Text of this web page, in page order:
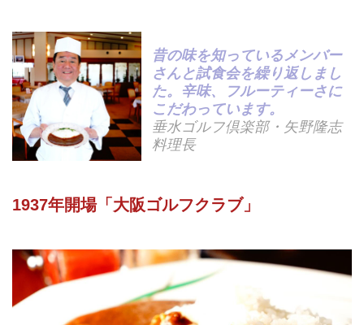
昔の味を知っているメンバー
さんと試食会を繰り返しまし
た。辛味、フルーティーさに
こだわっています。
垂水ゴルフ倶楽部・矢野隆志
料理長
1937年開場「大阪ゴルフクラブ」